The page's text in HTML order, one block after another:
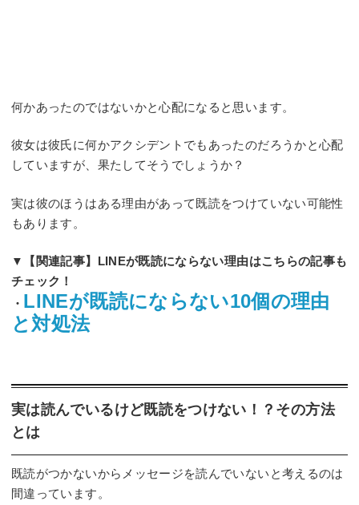
何かあったのではないかと心配になると思います。
彼女は彼氏に何かアクシデントでもあったのだろうかと心配
していますが、果たしてそうでしょうか？
実は彼のほうはある理由があって既読をつけていない可能性
もあります。
▼【関連記事】LINEが既読にならない理由はこちらの記事も
チェック！
・ LINEが既読にならない10個の理由
と対処法
実は読んでいるけど既読をつけない！？その方法
とは
既読がつかないからメッセージを読んでいないと考えるのは
間違っています。